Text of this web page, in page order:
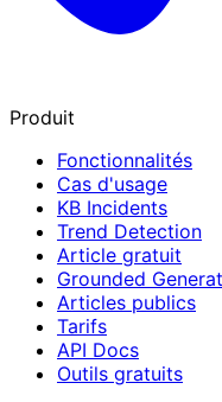
Produit
Fonctionnalités
Cas d'usage
KB Incidents
Trend Detection
Article gratuit
Grounded
Articles publics
Tarifs
API Docs
Outils gratuits